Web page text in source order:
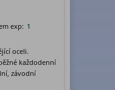
exp: 1
oceli.
každodenní
závodní